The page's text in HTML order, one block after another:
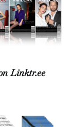
Linktr.ee